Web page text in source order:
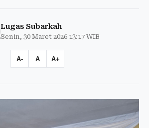
Lugas Subarkah
Senin, 30 Maret 2026 13:17 WIB
A- A A+